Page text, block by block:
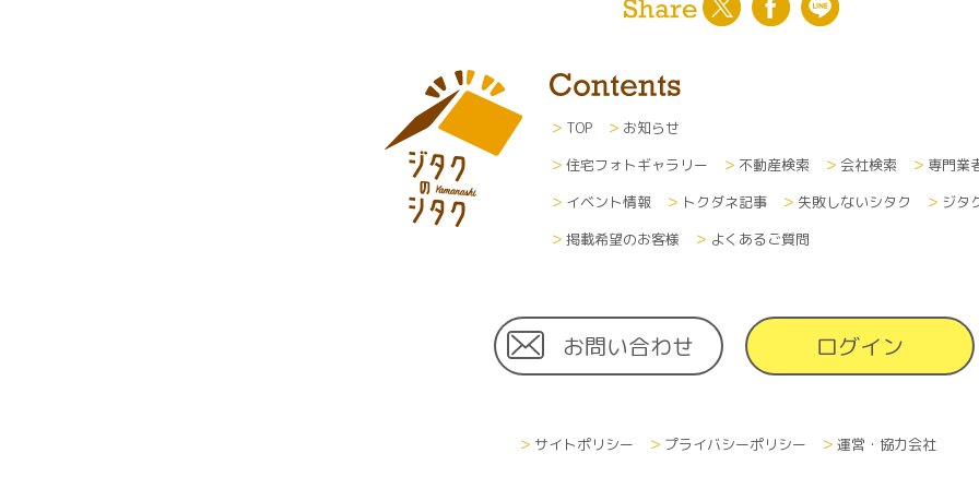
当サイトにて収集した利用者の個人情報（あらゆる媒体形式すべて）は、本人の申
する情報のすべてまたは一部を削除、破棄または変更できるものとします。その際
を、当社が指定する方法で行います。
■情報の送受信に関する費用について
利用者が当サイトを利用するために必要な通信費や接続料などの費用の一切は、利
また、当社から利用者へメールなどで情報を通知する場合、その受信にかかる費用
当サイトの利用に関しては日本国の憲法及び法律に準拠するものとします。
TOP
お知らせ
住宅フォトギャラリー
不動産検索 会社検索
専門業
イベント情報
トクダネ記事 失敗しないシタク
ジタ
掲載希望のお客様
よくあるご質問
お問い合わせ ログイン
サイトポリシー プライバシーポリシー 運営・協力会社